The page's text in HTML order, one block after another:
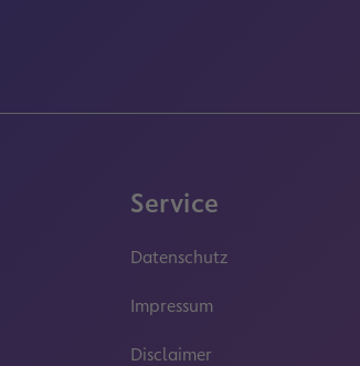
Service
Datenschutz
Impressum
Disclaimer